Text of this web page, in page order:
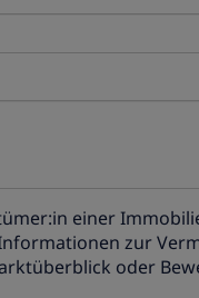
einer
zur
oder